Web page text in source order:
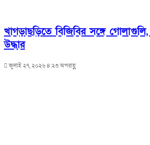
খাগড়াছড়িতে বিজিবির সঙ্গে
উদ্ধার
জুলাই ২৭, ২০২৬ ৪:২৩ অপরাহ্ণ